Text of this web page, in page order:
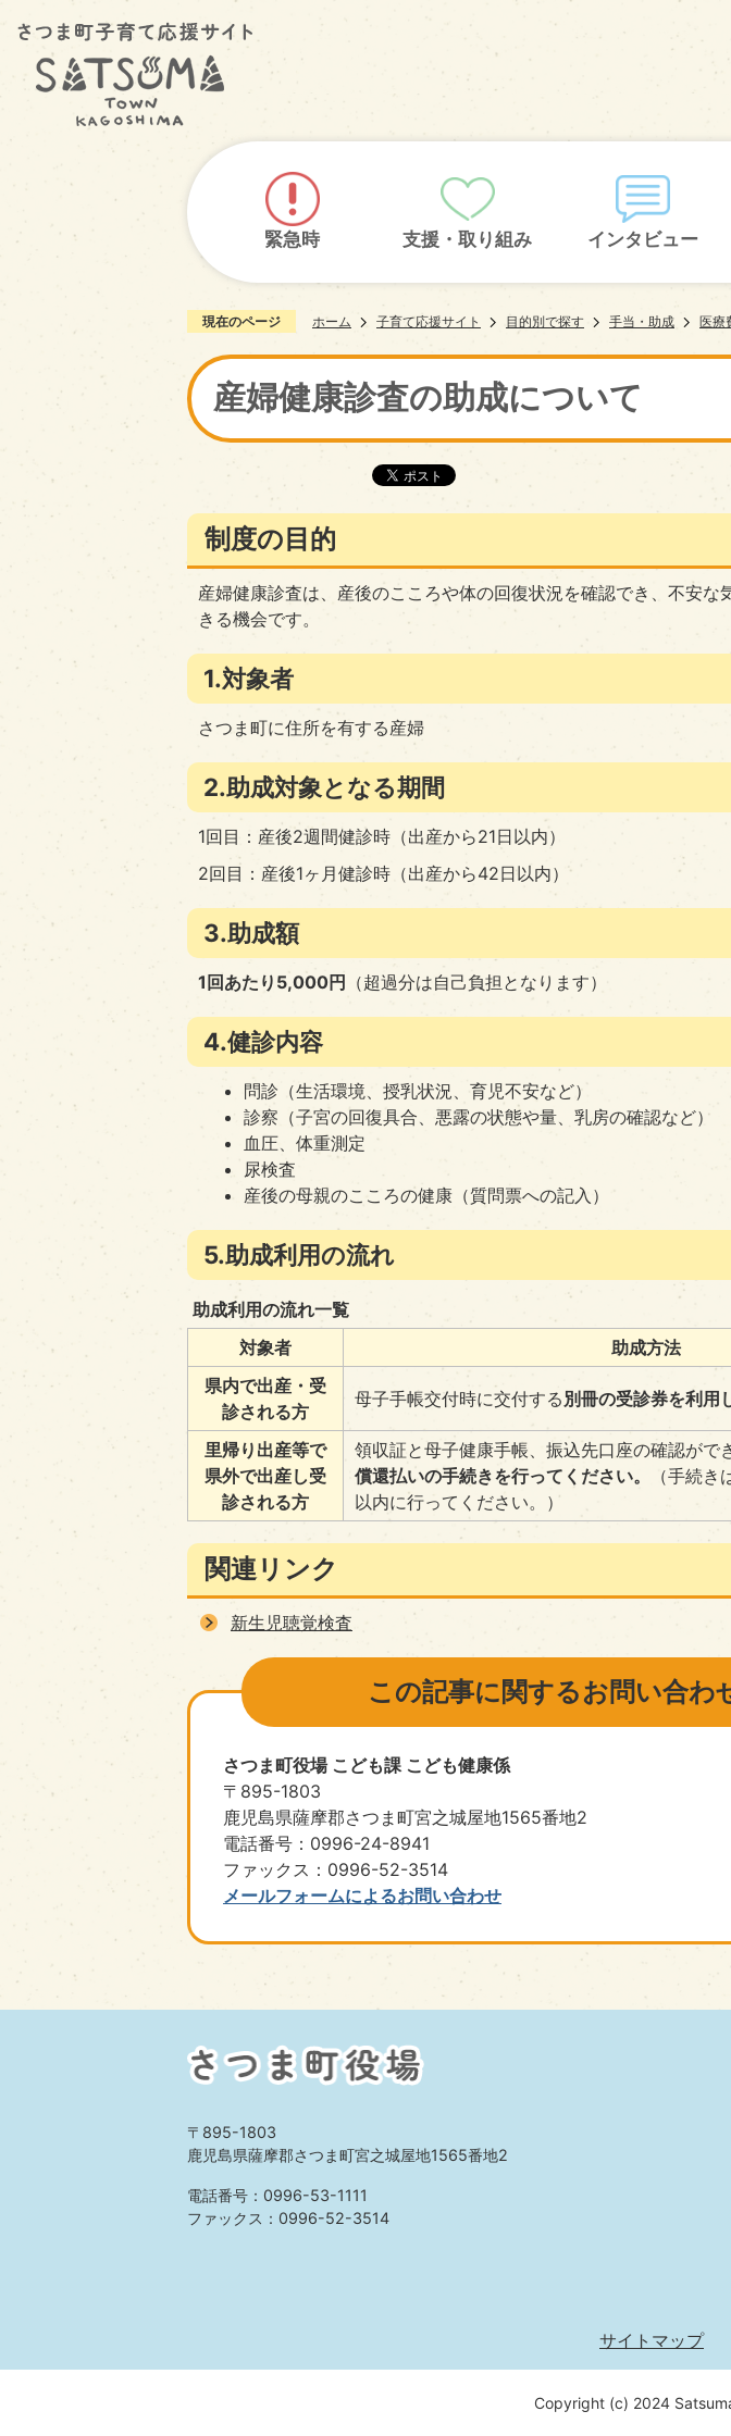
緊急時 支援・取り組み インタビュー
現在のページ ホーム 子育て応援サイト 目的別で探す 手当・助成 医療
産婦健康診査の助成について
制度の目的
産婦健康診査は、産後のこころや体の回復状況を確認でき、不安な
きる機会です。
1.対象者
さつま町に住所を有する産婦
2.助成対象となる期間
1回目：産後2週間健診時（出産から21日以内）
2回目：産後1ヶ月健診時（出産から42日以内）
3.助成額
1回あたり5,000円 （超過分は自己負担となります）
4.健診内容
問診（生活環境、授乳状況、育児不安など）
診察（子宮の回復具合、悪露の状態や量、乳房の確認など）
血圧、体重測定
尿検査
産後の母親のこころの健康（質問票への記入）
5.助成利用の流れ
助成利用の流れ一覧
対象者
助成方法
県内で出産・受
診される方
母子手帳交付時に交付する別冊の受診券を利用
里帰り出産等で
県外で出産し受
診される方
領収証と母子健康手帳、振込先口座の確認がで
償還払いの手続きを行ってください。
（手続
以内に行ってください。）
関連リンク
新生児聴覚検査
この記事に関するお問い合わ
さつま町役場 こども課 こども健康係
〒895-1803
鹿児島県薩摩郡さつま町宮之城屋地1565番地2
電話番号：0996-24-8941
ファックス：0996-52-3514
メールフォームによるお問い合わせ
〒895-1803
鹿児島県薩摩郡さつま町宮之城屋地1565番地2
電話番号：0996-53-1111
ファックス：0996-52-3514
サイトマップ
Copyright (c) 2024